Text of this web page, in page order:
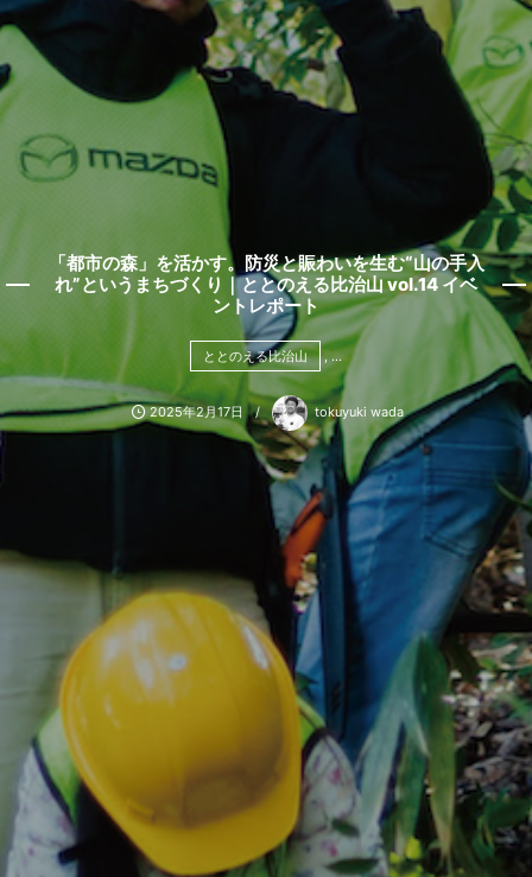
「都市の森」を活かす。防災と賑わいを生む“山の手入
れ”というまちづくり｜ととのえる比治山 vol.14 イベ
ントレポート
ととのえる比治山 , …
2025年2月17日 tokuyuki wada